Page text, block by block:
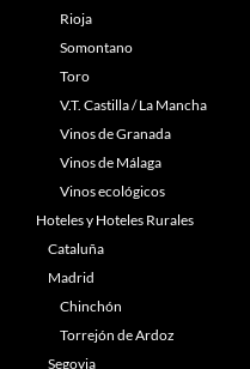
Rioja
Somontano
Toro
V.T. Castilla / La Mancha
Vinos de Granada
Vinos de Málaga
Vinos ecológicos
Hoteles y Hoteles Rurales
Cataluña
Madrid
Chinchón
Torrejón de Ardoz
Segovia